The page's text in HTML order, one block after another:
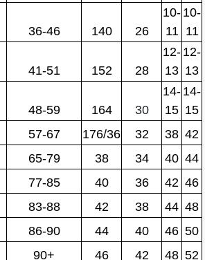
36-46 140 26
10-
11
10-
11
41-51 152 28
12-
13
12-
13
48-59 164 30
14-
15
14-
15
57-67 176/36 32 38 42
65-79 38 34 40 44
77-85 40 36 42 46
83-88 42 38 44 48
86-90 44 40 46 50
90+ 46 42 48 52